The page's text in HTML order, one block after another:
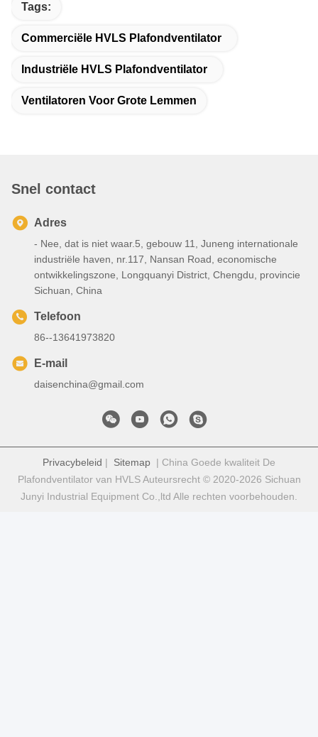
Tags:
Commerciële HVLS Plafondventilator
Industriële HVLS Plafondventilator
Ventilatoren Voor Grote Lemmen
Snel contact
Adres
- Nee, dat is niet waar.5, gebouw 11, Juneng internationale
industriële haven, nr.117, Nansan Road, economische
ontwikkelingszone, Longquanyi District, Chengdu, provincie
Sichuan, China
Telefoon
86--13641973820
E-mail
daisenchina@gmail.com
Privacybeleid | Sitemap | China Goede kwaliteit De
Plafondventilator van HVLS Auteursrecht © 2020-2026 Sichuan
Junyi Industrial Equipment Co.,ltd Alle rechten voorbehouden.